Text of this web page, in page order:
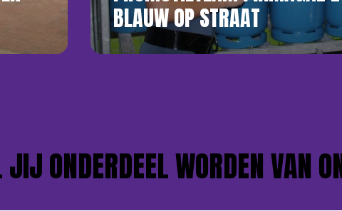
BLAUW OP STRAAT
ONDERDEEL WORDEN VAN